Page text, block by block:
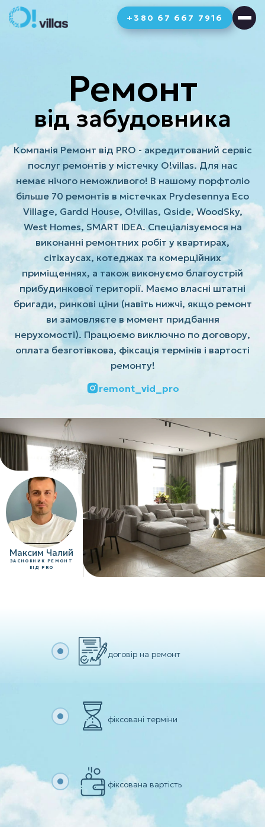
+380 67 667 7916
Ремонт
від забудовника
Компанія Ремонт від PRO - акредитований сервіс
послуг ремонтів у містечку O!villas. Для нас
немає нічого неможливого! В нашому порфтоліо
більше 70 ремонтів в містечках Prydesennya Eco
Village, Gardd House, O!villas, Qside, WoodSky,
West Homes, SMART IDEA. Спеціалізуємося на
виконанні ремонтних робіт у квартирах,
сітіхаусах, котеджах та комерційних
приміщеннях, а також виконуємо благоустрій
прибудинкової території. Маємо власні штатні
бригади, ринкові ціни (навіть нижчі, якщо ремонт
ви замовляєте в момент придбання
нерухомості). Працюємо виключно по договору,
оплата безготівкова, фіксація термінів і вартості
ремонту!
remont_vid_pro
Максим Чалий
ЗАСНОВНИК РЕМОНТ
ВІД PRO
договір на ремонт
фіксовані терміни
фіксована вартість